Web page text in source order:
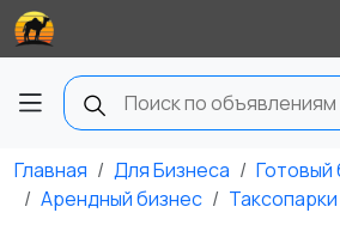
Главная Для Бизнеса
Готовый
Арендный бизнес